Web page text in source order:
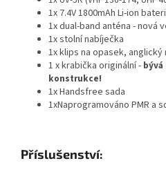
1x 7.4V 1800mAh Li-ion
1x dual-band anténa - nová
1x stolní nabíječka
1x klips na opasek, anglický
1 x krabička originální -
konstrukce!
1x Handsfree sada
1xNaprogramováno PMR a
Příslušenství: